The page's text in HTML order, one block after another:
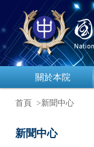
關於本院
首頁 >新聞中心
新聞中心